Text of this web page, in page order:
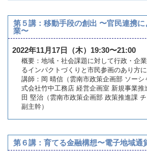
第５講：移動手段の創出 〜官民連携
業〜
2022年11月17日（木）19:30〜21:00
概要：地域・社会課題に対して行政・企
るインパクトづくりと市民参画のあり方
講師：岡 晴信（雲南市政策企画部 ソー
式会社竹中工務店 経営企画室 新規事業
田 堅治（雲南市政策企画部 政策推進課
副主幹）
第６講：育てる金融構想〜電子地域通